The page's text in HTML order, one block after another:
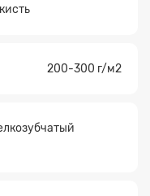
200-300 г/м2